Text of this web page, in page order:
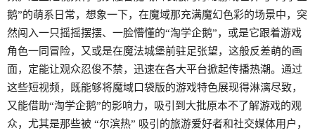
鹅”的萌系日常，想象一下，在魔域那充满魔幻色彩的场景中，突
然闯入一只摇摇摆摆、一脸懵懂的“淘学企鹅”，或是它跟着游戏
角色一同冒险，又或是在魔法城堡前驻足张望，这般反差萌的画
面，定能让观众忍俊不禁，迅速在各大平台掀起传播热潮。通过
这些短视频，既能够将魔域口袋版的游戏特色展现得淋漓尽致，
又能借助“淘学企鹅”的影响力，吸引到大批原本不了解游戏的观
众，尤其是那些被 “尔滨热” 吸引的旅游爱好者和社交媒体用户，